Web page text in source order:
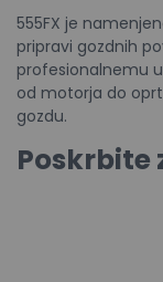
555FX je
pripravi gozdnih
profesionalnemu
od motorja do
gozdu.
Poskrbite